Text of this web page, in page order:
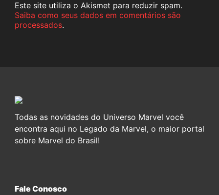
Este site utiliza o Akismet para reduzir spam.
Saiba como seus dados em comentários são
processados.
Todas as novidades do Universo Marvel você
encontra aqui no Legado da Marvel, o maior portal
sobre Marvel do Brasil!
Fale Conosco